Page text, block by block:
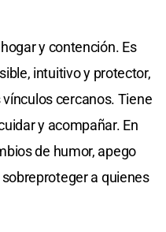
y contención. Es
intuitivo y protector,
cercanos. Tiene
y acompañar. En
de humor, apego
a quienes